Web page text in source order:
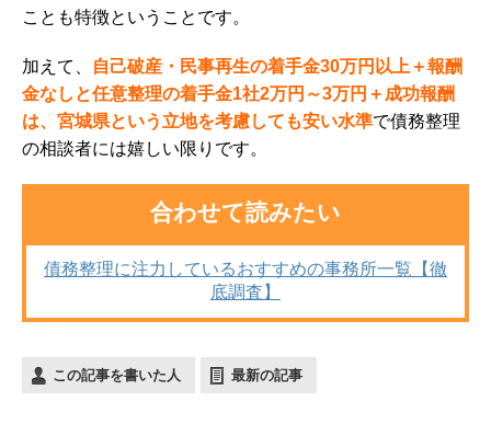
ことも特徴ということです。
加えて、
自己破産・民事再生の着手金30万円以上＋報酬
金なしと任意整理の着手金1社2万円～3万円＋成功報酬
は、宮城県という立地を考慮しても安い水準で債務整理
の相談者には嬉しい限りです。
合わせて読みたい
債務整理に注力しているおすすめの事務所一覧【徹
底調査】
この記事を書いた人 最新の記事